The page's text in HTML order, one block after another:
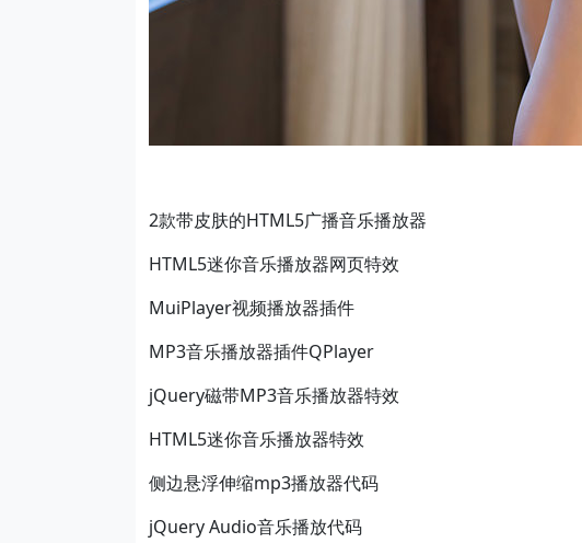
2款带皮肤的HTML5广播音乐播放器
HTML5迷你音乐播放器网页特效
MuiPlayer视频播放器插件
MP3音乐播放器插件QPlayer
jQuery磁带MP3音乐播放器特效
HTML5迷你音乐播放器特效
侧边悬浮伸缩mp3播放器代码
jQuery Audio音乐播放代码